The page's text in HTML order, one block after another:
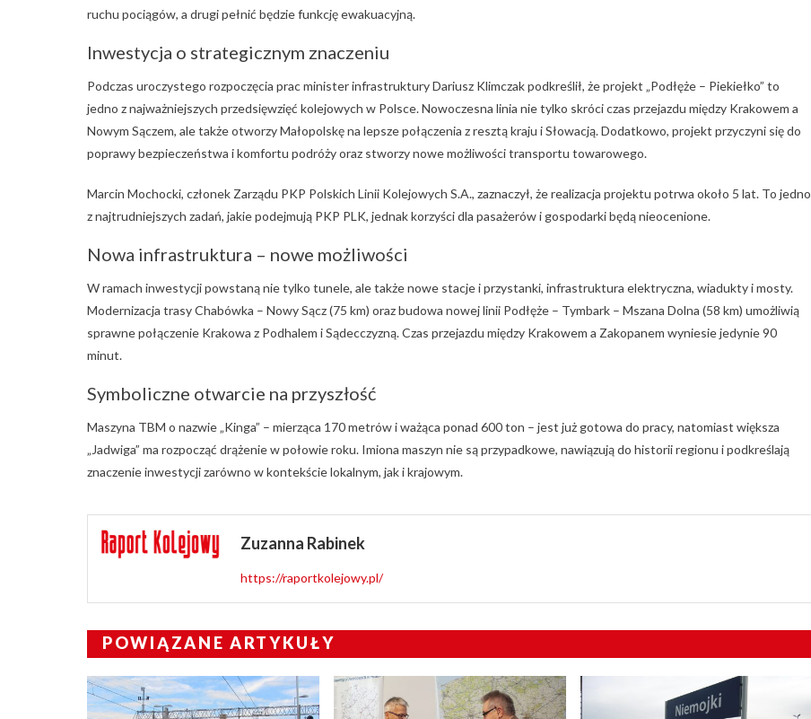
ruchu pociągów, a drugi pełnić będzie funkcję ewakuacyjną.
Inwestycja o strategicznym znaczeniu
Podczas uroczystego rozpoczęcia prac minister infrastruktury Dariusz Klimczak podkreślił, że projekt „Podłęże – Piekiełko” to
jedno z najważniejszych przedsięwzięć kolejowych w Polsce. Nowoczesna linia nie tylko skróci czas przejazdu między Krakowem a
Nowym Sączem, ale także otworzy Małopolskę na lepsze połączenia z resztą kraju i Słowacją. Dodatkowo, projekt przyczyni się do
poprawy bezpieczeństwa i komfortu podróży oraz stworzy nowe możliwości transportu towarowego.
Marcin Mochocki, członek Zarządu PKP Polskich Linii Kolejowych S.A., zaznaczył, że realizacja projektu potrwa około 5 lat. To jedno
z najtrudniejszych zadań, jakie podejmują PKP PLK, jednak korzyści dla pasażerów i gospodarki będą nieocenione.
Nowa infrastruktura – nowe możliwości
W ramach inwestycji powstaną nie tylko tunele, ale także nowe stacje i przystanki, infrastruktura elektryczna, wiadukty i mosty.
Modernizacja trasy Chabówka – Nowy Sącz (75 km) oraz budowa nowej linii Podłęże – Tymbark – Mszana Dolna (58 km) umożliwią
sprawne połączenie Krakowa z Podhalem i Sądecczyzną. Czas przejazdu między Krakowem a Zakopanem wyniesie jedynie 90
minut.
Symboliczne otwarcie na przyszłość
Maszyna TBM o nazwie „Kinga” – mierząca 170 metrów i ważąca ponad 600 ton – jest już gotowa do pracy, natomiast większa
„Jadwiga” ma rozpocząć drążenie w połowie roku. Imiona maszyn nie są przypadkowe, nawiązują do historii regionu i podkreślają
znaczenie inwestycji zarówno w kontekście lokalnym, jak i krajowym.
Zuzanna Rabinek
https://raportkolejowy.pl/
POWIĄZANE ARTYKUŁY